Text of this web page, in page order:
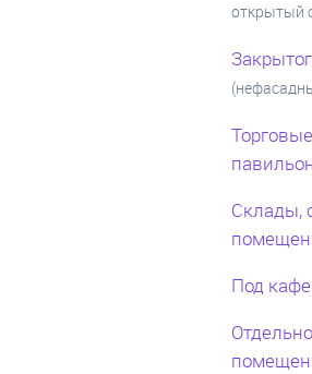
открытый
Склады,
Под